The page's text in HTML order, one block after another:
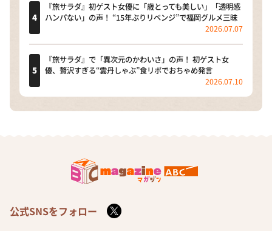
『旅サラダ』初ゲスト女優に「歳とっても美しい」「透明感
ハンパない」の声！ “15年ぶりリベンジ”で福岡グルメ三昧
2026.07.07
『旅サラダ』で「異次元のかわいさ」の声！ 初ゲスト女
優、贅沢すぎる“雲丹しゃぶ”食リポでおちゃめ発言
2026.07.10
公式SNSをフォロー